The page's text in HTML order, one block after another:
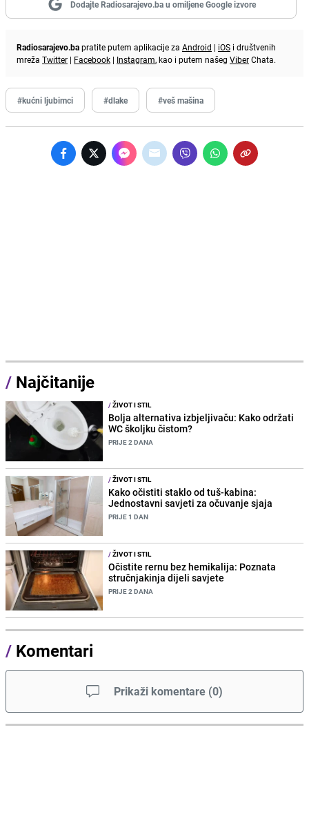
Dodajte Radiosarajevo.ba u omiljene Google izvore
Radiosarajevo.bapratite putem aplikacije za Android | iOS i društvenih
mreža Twitter | Facebook | Instagram, kao i putem našeg ViberChata.
#kućni ljubimci #dlake #veš mašina
/ Najčitanije
/ŽIVOT I STIL
Bolja alternativa izbjeljivaču: Kako održati
WC školjku čistom?
PRIJE 2 DANA
/ŽIVOT I STIL
Kako očistiti staklo od tuš-kabina:
Jednostavni savjeti za očuvanje sjaja
PRIJE 1 DAN
/ŽIVOT I STIL
Očistite rernu bez hemikalija: Poznata
stručnjakinja dijeli savjete
PRIJE 2 DANA
/ Komentari
Prikaži komentare (0)